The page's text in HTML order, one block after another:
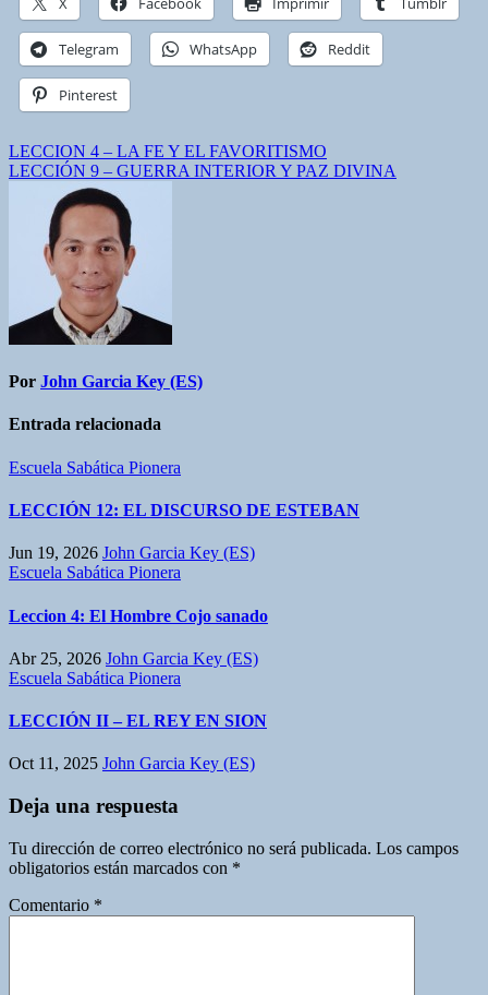
Telegram WhatsApp Reddit
Pinterest
Navegación
de
entradas
LECCION 4 – LA FE Y EL FAVORITISMO
LECCIÓN 9 – GUERRA INTERIOR Y PAZ DIVINA
Por John Garcia Key (ES)
Entrada relacionada
Escuela Sabática Pionera
LECCIÓN 12: EL DISCURSO DE ESTEBAN
Jun 19, 2026 John Garcia Key (ES)
Escuela Sabática Pionera
Leccion 4: El Hombre Cojo sanado
Abr 25, 2026 John Garcia Key (ES)
Escuela Sabática Pionera
LECCIÓN II – EL REY EN SION
Oct 11, 2025 John Garcia Key (ES)
Deja una respuesta
Tu dirección de correo electrónico no será publicada. Los campos
obligatorios están marcados con *
Comentario *